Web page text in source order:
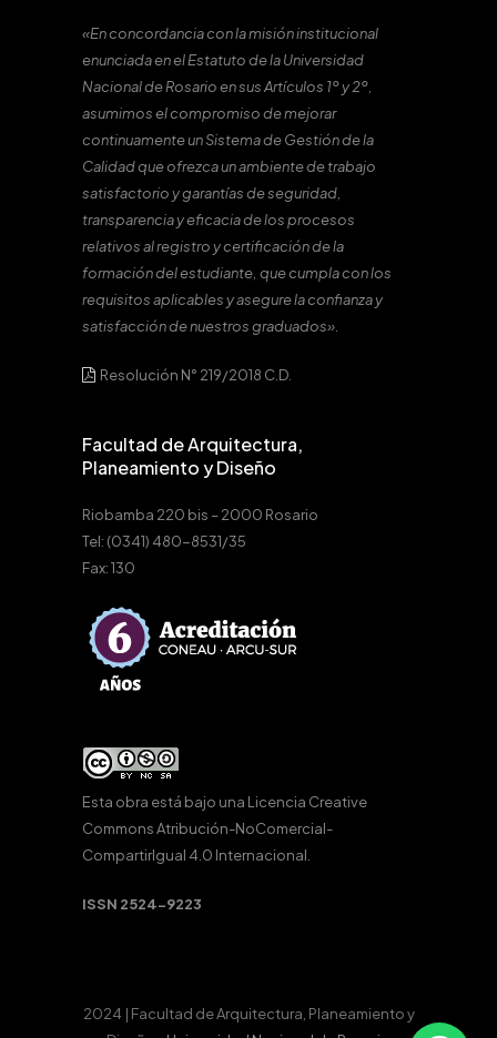
«En concordancia con la misión institucional
enunciada en el Estatuto de la Universidad
Nacional de Rosario en sus Artículos 1º y 2º,
asumimos el compromiso de mejorar
continuamente un Sistema de Gestión de la
Calidad que ofrezca un ambiente de trabajo
satisfactorio y garantías de seguridad,
transparencia y eficacia de los procesos
relativos al registro y certificación de la
formación del estudiante, que cumpla con los
requisitos aplicables y asegure la confianza y
satisfacción de nuestros graduados».
Resolución N° 219/2018 C.D.
Facultad de Arquitectura,
Planeamiento y Diseño
Riobamba 220 bis – 2000 Rosario
Tel: (0341) 480-8531/35
Fax: 130
Esta obra está bajo una Licencia Creative
Commons Atribución-NoComercial-
CompartirIgual 4.0 Internacional.
ISSN 2524-9223
2024 | Facultad de Arquitectura, Planeamiento y